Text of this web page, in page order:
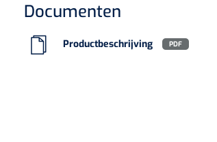
Documenten
Productbeschrijving PDF